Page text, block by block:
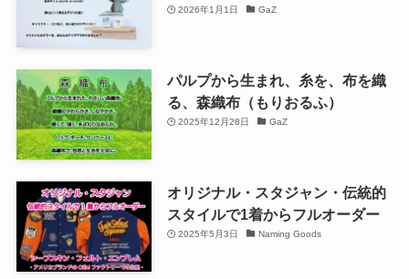
2026年1月1日 GaZ
パルプから生まれ、糸を、布を織
る、森織布（もりおるふ）
2025年12月28日 GaZ
オリジナル・スタジャン・伝統的
スタイルで1着からフルオーダー
2025年5月3日 Naming Goods